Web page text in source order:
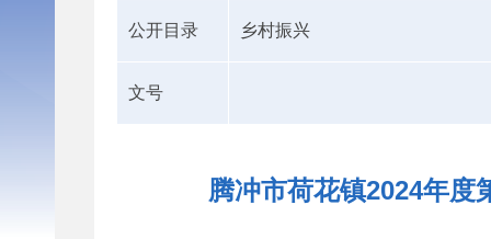
公开目录 乡村振兴
文号
腾冲市荷花镇2024年度